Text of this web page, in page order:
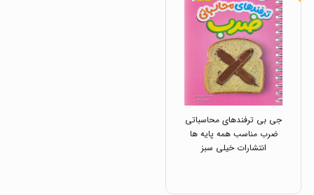
جی بی ترفندهای محاسباتی
ضرب مناسب همه پایه ها
انتشارات خیلی سبز